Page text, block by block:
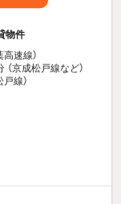
物件
高速線）
（京成松戸線など）
線）